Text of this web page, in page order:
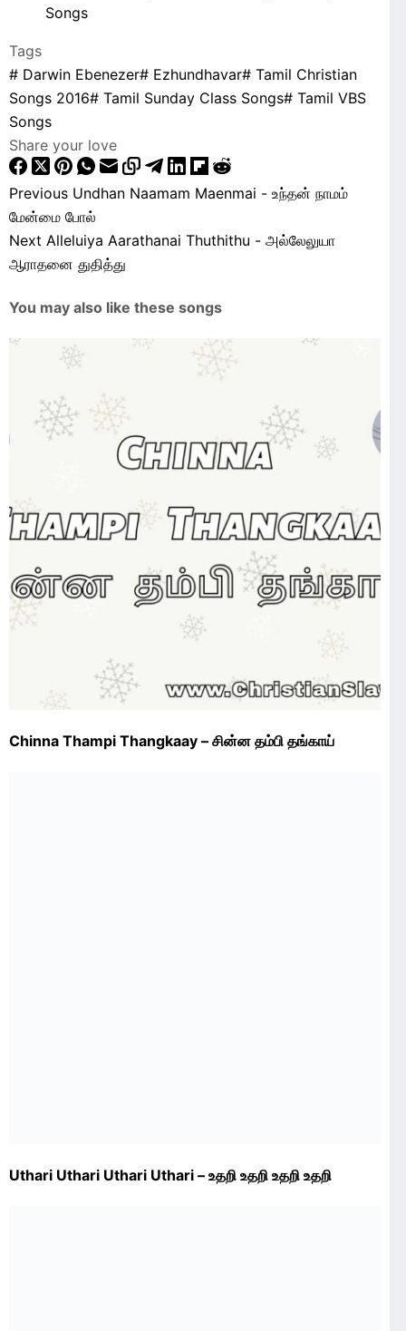
Songs
Tags
# Darwin Ebenezer# Ezhundhavar# Tamil Christian
Songs 2016# Tamil Sunday Class Songs# Tamil VBS
Songs
Share your love
Previous Undhan Naamam Maenmai - உந்தன் நாமம்
மேன்மை போல்
Next Alleluiya Aarathanai Thuthithu - அல்லேலுயா
ஆராதனை துதித்து
You may also like these songs
Chinna Thampi Thangkaay – சின்ன தம்பி தங்காய்
Uthari Uthari Uthari Uthari – உதறி உதறி உதறி உதறி